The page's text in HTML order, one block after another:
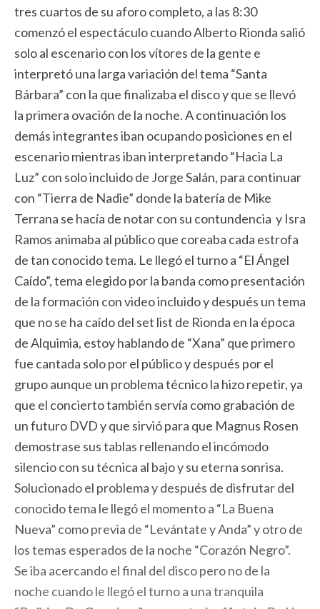
tres cuartos de su aforo completo, a las 8:30
comenzó el espectáculo cuando Alberto Rionda salió
solo al escenario con los vítores de la gente e
interpretó una larga variación del tema “Santa
Bárbara” con la que finalizaba el disco y que se llevó
la primera ovación de la noche. A continuación los
demás integrantes iban ocupando posiciones en el
escenario mientras iban interpretando “Hacia La
Luz” con solo incluido de Jorge Salán, para continuar
con “Tierra de Nadie” donde la batería de Mike
Terrana se hacía de notar con su contundencia y Isra
Ramos animaba al público que coreaba cada estrofa
de tan conocido tema. Le llegó el turno a “El Ángel
Caído”, tema elegido por la banda como presentación
de la formación con video incluido y después un tema
que no se ha caído del set list de Rionda en la época
de Alquimia, estoy hablando de “Xana” que primero
fue cantada solo por el público y después por el
grupo aunque un problema técnico la hizo repetir, ya
que el concierto también servía como grabación de
un futuro DVD y que sirvió para que Magnus Rosen
demostrase sus tablas rellenando el incómodo
silencio con su técnica al bajo y su eterna sonrisa.
Solucionado el problema y después de disfrutar del
conocido tema le llegó el momento a “La Buena
Nueva” como previa de “Levántate y Anda” y otro de
los temas esperados de la noche “Corazón Negro”.
Se iba acercando el final del disco pero no de la
noche cuando le llegó el turno a una tranquila